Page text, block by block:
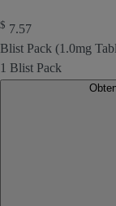
$ 7.57
Blist Pack (1.0mg
1 Blist Pack